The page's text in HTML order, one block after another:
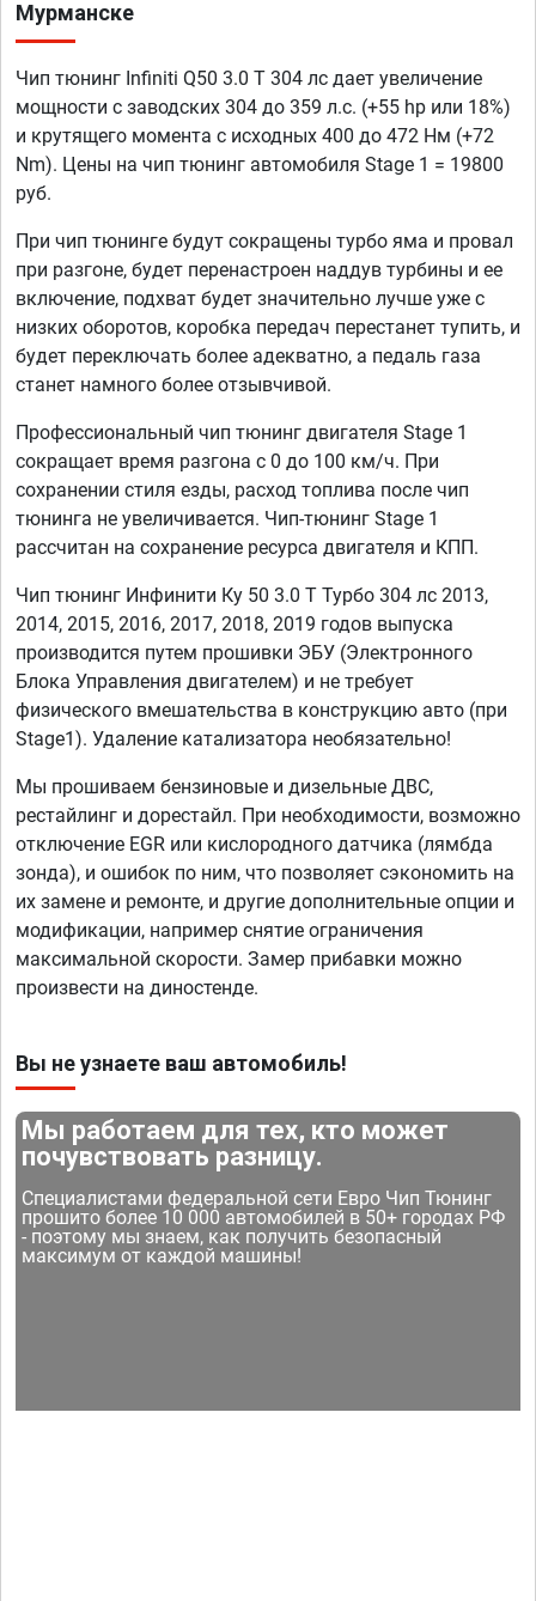
Мурманске
Чип тюнинг Infiniti Q50 3.0 T 304 лс дает увеличение
мощности с заводских 304 до 359 л.с. (+55 hp или 18%)
и крутящего момента с исходных 400 до 472 Нм (+72
Nm). Цены на чип тюнинг автомобиля Stage 1 = 19800
руб.
При чип тюнинге будут сокращены турбо яма и провал
при разгоне, будет перенастроен наддув турбины и ее
включение, подхват будет значительно лучше уже с
низких оборотов, коробка передач перестанет тупить, и
будет переключать более адекватно, а педаль газа
станет намного более отзывчивой.
Профессиональный чип тюнинг двигателя Stage 1
сокращает время разгона с 0 до 100 км/ч. При
сохранении стиля езды, расход топлива после чип
тюнинга не увеличивается. Чип-тюнинг Stage 1
рассчитан на сохранение ресурса двигателя и КПП.
Чип тюнинг Инфинити Ку 50 3.0 T Турбо 304 лс 2013,
2014, 2015, 2016, 2017, 2018, 2019 годов выпуска
производится путем прошивки ЭБУ (Электронного
Блока Управления двигателем) и не требует
физического вмешательства в конструкцию авто (при
Stage1). Удаление катализатора необязательно!
Мы прошиваем бензиновые и дизельные ДВС,
рестайлинг и дорестайл. При необходимости, возможно
отключение EGR или кислородного датчика (лямбда
зонда), и ошибок по ним, что позволяет сэкономить на
их замене и ремонте, и другие дополнительные опции и
модификации, например снятие ограничения
максимальной скорости. Замер прибавки можно
произвести на диностенде.
Вы не узнаете ваш автомобиль!
Мы работаем для тех, кто может
почувствовать разницу.
Специалистами федеральной сети Евро Чип Тюнинг
прошито более 10 000 автомобилей в 50+ городах РФ
- поэтому мы знаем, как получить безопасный
максимум от каждой машины!